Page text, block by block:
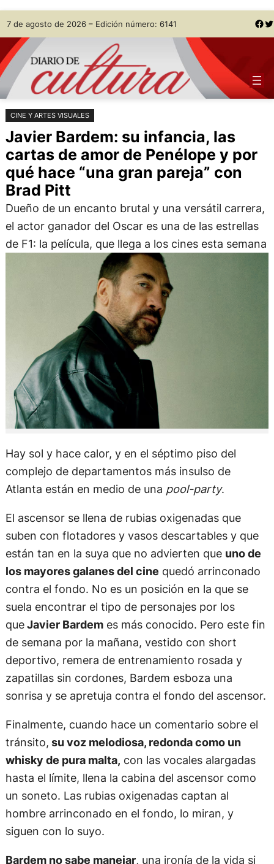
Saltar
al
contenido
Skip
to
content
7 de agosto de 2026 – Edición número: 6141 Facebook Twitter
CINE Y ARTES VISUALES
Javier Bardem: su infancia, las
cartas de amor de Penélope y por
qué hace “una gran pareja” con
Brad Pitt
Dueño de un encanto brutal y una versátil carrera,
el actor ganador del Oscar es una de las estrellas
de F1: la película, que llega a los cines esta semana
Hay sol y hace calor, y en el séptimo piso del
complejo de departamentos más insulso de
Atlanta están en medio de una pool-party.
El ascensor se llena de rubias oxigenadas que
suben con flotadores y vasos descartables y que
están tan en la suya que no advierten que uno de
los mayores galanes del cine quedó arrinconado
contra el fondo. No es un posición en la que se
suela encontrar el tipo de personajes por los
queJavier Bardemes más conocido. Pero este fin
de semana por la mañana, vestido con short
deportivo, remera de entrenamiento rosada y
zapatillas sin cordones, Bardem esboza una
sonrisa y se apretuja contra el fondo del ascensor.
Finalmente, cuando hace un comentario sobre el
tránsito, su voz melodiosa, redonda como un
whisky de pura malta, con las vocales alargadas
hasta el límite, llena la cabina del ascensor como
un soneto. Las rubias oxigenadas captan al
hombre arrinconado en el fondo, lo miran, y
siguen con lo suyo.
Bardem no sabe manejar, una ironía de la vida si